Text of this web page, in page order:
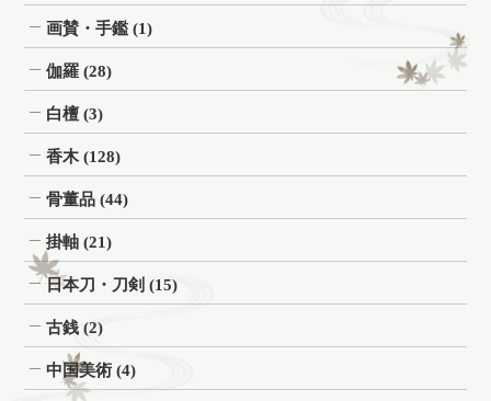
画賛・手鑑(1)
伽羅(28)
白檀(3)
香木(128)
骨董品(44)
掛軸(21)
日本刀・刀剣(15)
古銭(2)
中国美術(4)